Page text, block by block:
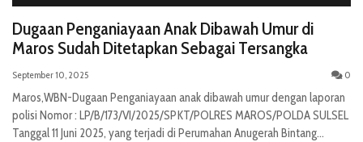
Dugaan Penganiayaan Anak Dibawah Umur di
Maros Sudah Ditetapkan Sebagai Tersangka
September 10, 2025 0
Maros,WBN-Dugaan Penganiayaan anak dibawah umur dengan laporan
polisi Nomor : LP/B/173/VI/2025/SPKT/POLRES MAROS/POLDA SULSEL
Tanggal 11 Juni 2025, yang terjadi di Perumahan Anugerah Bintang...